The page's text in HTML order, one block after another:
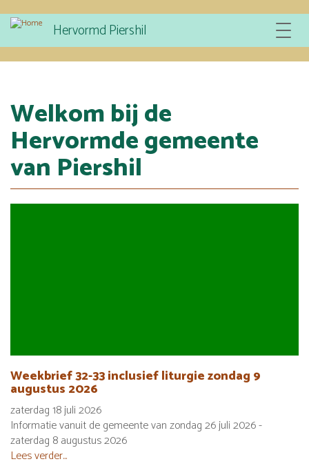
Overslaan
naar
de
Hervormd Piershil
Toggle
Welkom bij de
Hervormde gemeente
van Piershil
Weekbrief 32-33 inclusief liturgie zondag 9
augustus 2026
zaterdag 18 juli 2026
Informatie vanuit de gemeente van zondag 26 juli 2026 -
zaterdag 8 augustus 2026
Lees verder...